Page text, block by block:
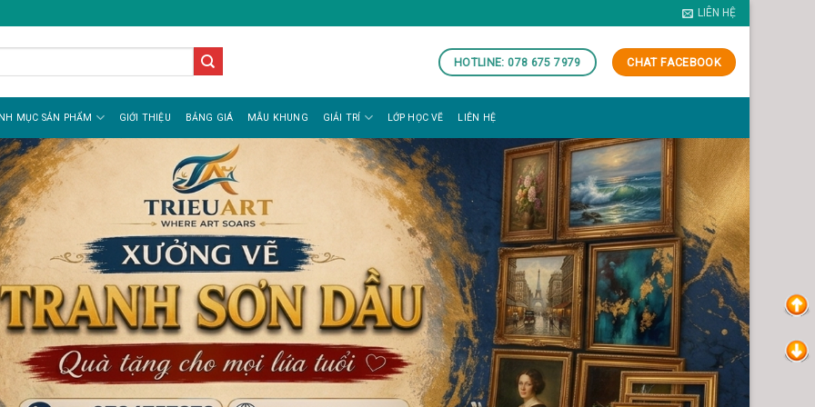
LIÊN HỆ
HOTLINE: 078 675 7979 CHAT FACEBOOK
MỤC SẢN PHẨM GIỚI THIỆU BẢNG GIÁ MẪU KHUNG GIẢI TRÍ LỚP HỌC VẼ LIÊN HỆ